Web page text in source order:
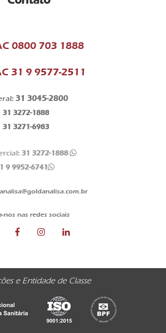
0800 703 1888
31 9 9577-2511
31 3045-2800
31 3272-1888
31 3271-6983
31 3272-1888
9 9952-6741
nos nas redes sociais
e Entidade de Classe